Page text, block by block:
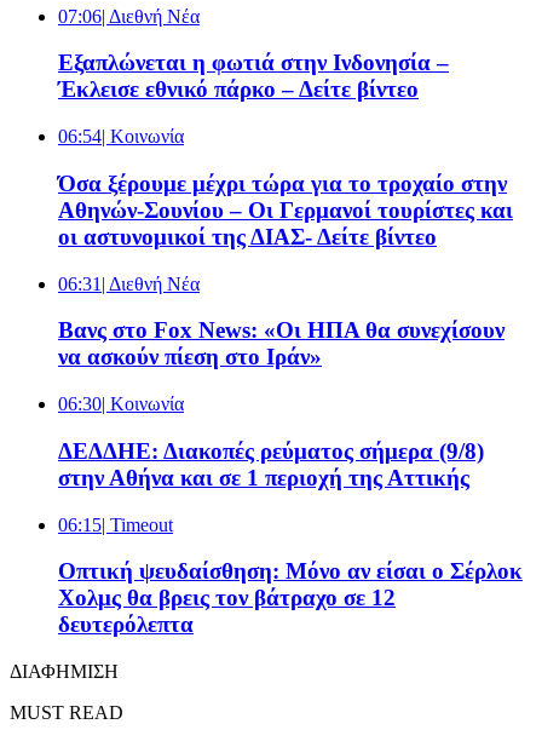
07:06| Διεθνή Νέα
Εξαπλώνεται η φωτιά στην Ινδονησία –
Έκλεισε εθνικό πάρκο – Δείτε βίντεο
06:54| Κοινωνία
Όσα ξέρουμε μέχρι τώρα για το τροχαίο στην
Αθηνών-Σουνίου – Οι Γερμανοί τουρίστες και
οι αστυνομικοί της ΔΙΑΣ- Δείτε βίντεο
06:31 | Διεθνή Νέα
Βανς στο Fox News: «Οι ΗΠΑ θα συνεχίσουν
να ασκούν πίεση στο Ιράν»
06:30| Κοινωνία
ΔΕΔΔΗΕ: Διακοπές ρεύματος σήμερα (9/8)
στην Αθήνα και σε 1 περιοχή της Αττικής
06:15| Timeout
Οπτική ψευδαίσθηση: Μόνο αν είσαι ο Σέρλοκ
Χολμς θα βρεις τον βάτραχο σε 12
δευτερόλεπτα
ΔΙΑΦΗΜΙΣΗ
MUST READ